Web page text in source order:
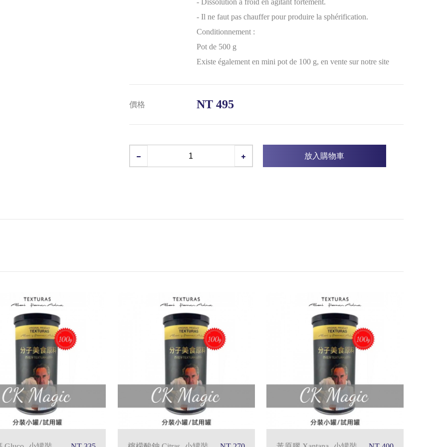
- Dissolution à froid en agitant fortement.
- Il ne faut pas chauffer pour produire la sphérification.
Conditionnement :
Pot de 500 g
Existe également en mini pot de 100 g, en vente sur notre site
價格 NT 495
放入購物車